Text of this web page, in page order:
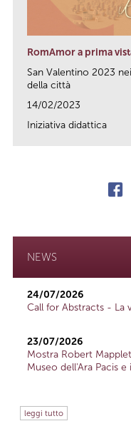
RomAmor a prima
San Valentino 2023
della città
14/02/2023
Iniziativa didattica
NEWS
24/07/2026
Call for Abstracts - La
23/07/2026
Mostra Robert
Museo dell'Ara Pacis
leggi tutto